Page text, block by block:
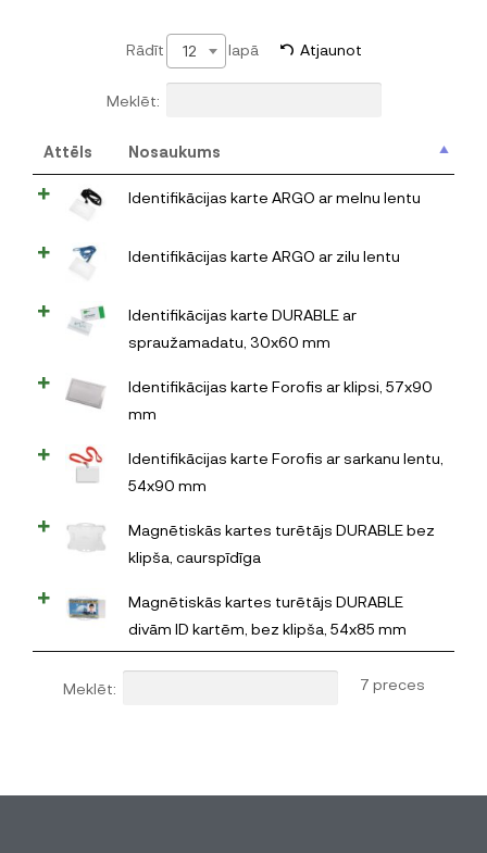
Rādīt 12 lapā Atjaunot
Meklēt:
Attēls Nosaukums
Identifikācijas karte ARGO ar melnu lentu
Identifikācijas karte ARGO ar zilu lentu
Identifikācijas karte DURABLE ar
spraužamadatu, 30x60 mm
Identifikācijas karte Forofis ar klipsi, 57x90
mm
Identifikācijas karte Forofis ar sarkanu lentu,
54x90 mm
Magnētiskās kartes turētājs DURABLE bez
klipša, caurspīdīga
Magnētiskās kartes turētājs DURABLE
divām ID kartēm, bez klipša, 54x85 mm
Meklēt: 7 preces